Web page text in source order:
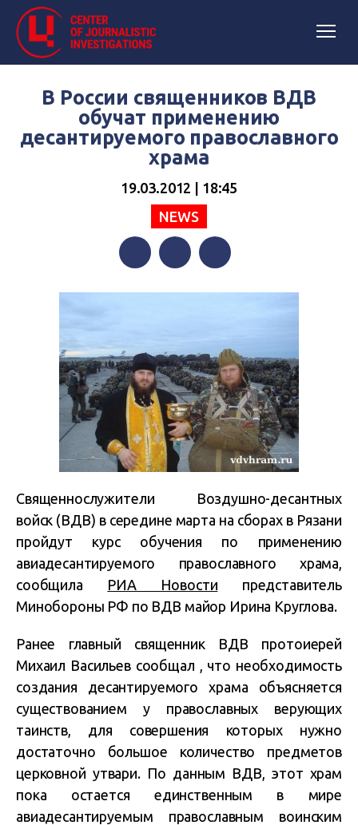
В России священников ВДВ
обучат применению
десантируемого православного
храма
19.03.2012 | 18:45
NEWS
Священнослужители Воздушно-десантных
войск (ВДВ) в середине марта на сборах в Рязани
пройдут курс обучения по применению
авиадесантируемого православного храма,
сообщила РИА Новости представитель
Минобороны РФ по ВДВ майор Ирина Круглова.
Ранее главный священник ВДВ протоиерей
Михаил Васильев сообщал , что необходимость
создания десантируемого храма объясняется
существованием у православных верующих
таинств, для совершения которых нужно
достаточно большое количество предметов
церковной утвари. По данным ВДВ, этот храм
пока остается единственным в мире
авиадесантируемым православным воинским